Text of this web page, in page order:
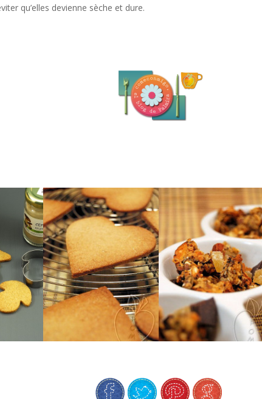
qu’elles devienne sèche et dure.
LA
DE
petits
à la
BISCUITS
COEURS À LA
FARINE DE
CHÂTAIGNE
De délicieux petits
biscuits sablés au goût
intense de farine de
châtaigne, un concentré
d’automne à chaque
bouchée
GRANOLA
GINGEMBRE,
CHOCOLAT &
ÉCORCE
D’ORANGE
Un duo qui a fait ses
preuves pour parfumer
votre granola.